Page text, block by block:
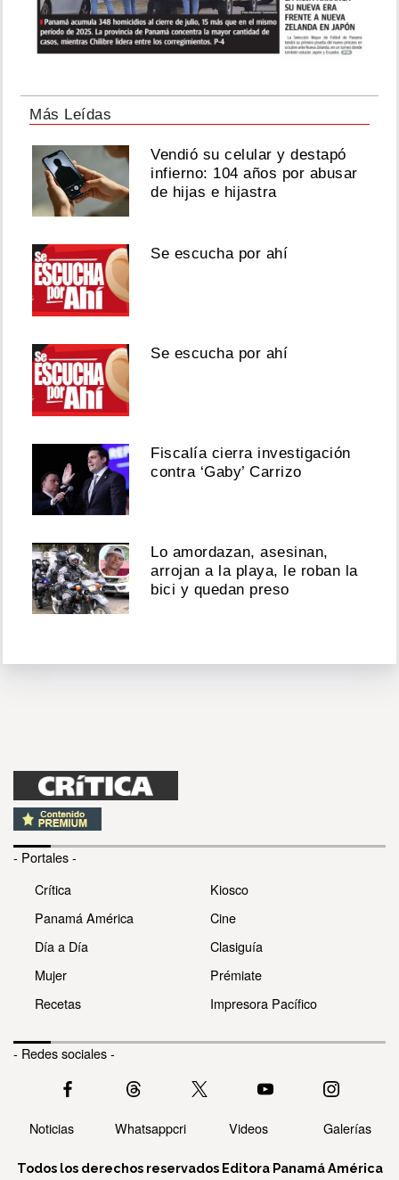
Más Leídas
Vendió su celular y destapó
infierno: 104 años por abusar
de hijas e hijastra
Se escucha por ahí
Se escucha por ahí
Fiscalía cierra investigación
contra ‘Gaby’ Carrizo
Lo amordazan, asesinan,
arrojan a la playa, le roban la
bici y quedan preso
- Portales -
Crítica
Panamá América
Día a Día
Mujer
Recetas
Kiosco
Cine
Clasiguía
Prémiate
Impresora Pacífico
- Redes sociales -
Noticias Whatsappcri Videos Galerías
Todos los derechos reservados Editora Panamá América